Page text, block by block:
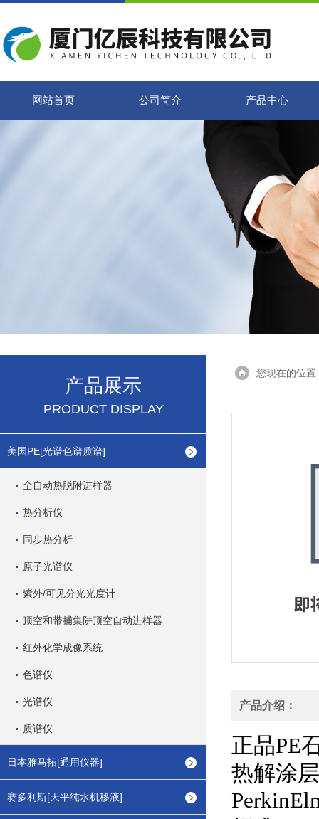
网站首页 公司简介 产品中心
产品展示
PRODUCT DISPLAY
美国PE[光谱色谱质谱]
全自动热脱附进样器
热分析仪
同步热分析
原子光谱仪
紫外/可见分光光度计
顶空和带捕集阱顶空自动进样器
红外化学成像系统
色谱仪
光谱仪
质谱仪
日本雅马拓[通用仪器]
赛多利斯[天平纯水机移液]
您现在的位置
产品介绍：
正品PE
热解涂